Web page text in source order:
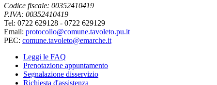
Codice fiscale: 00352410419
P.IVA: 00352410419
Tel: 0722 629128 - 0722 629129
Email: protocollo@comune.tavoleto.pu.it
PEC: comune.tavoleto@emarche.it
Leggi le FAQ
Prenotazione appuntamento
Segnalazione disservizio
Richiesta d'assistenza